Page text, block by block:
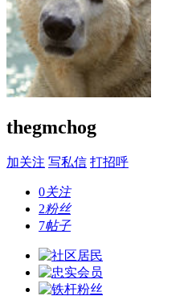
thegmchog
加关注 写私信 打招呼
0关注
2粉丝
7帖子